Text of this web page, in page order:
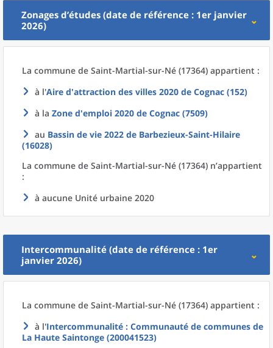
Zonages d’études (date de référence : 1er janvier
2026)
La commune de Saint-Martial-sur-Né (17364) appartient :
à l'Aire d'attraction des villes 2020 de Cognac (152)
à la Zone d'emploi 2020 de Cognac (7509)
au Bassin de vie 2022 de Barbezieux-Saint-Hilaire
(16028)
La commune de Saint-Martial-sur-Né (17364) n’appartient
:
à aucune Unité urbaine 2020
Intercommunalité (date de référence : 1er
janvier 2026)
La commune de Saint-Martial-sur-Né (17364) appartient :
à l'Intercommunalité : Communauté de communes de
La Haute Saintonge (200041523)